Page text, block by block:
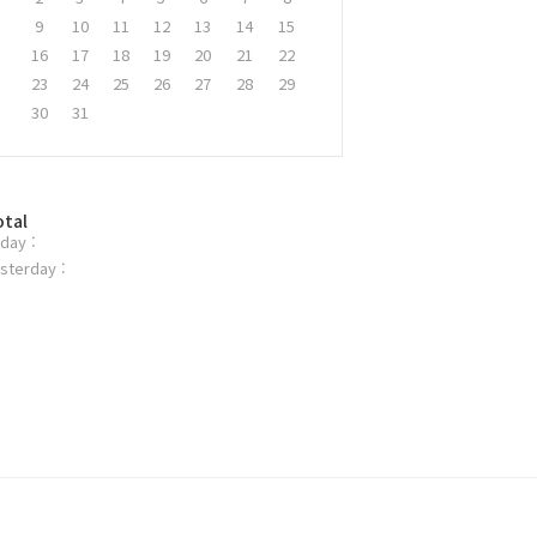
9
10 11 12 13 14
15
16
17 18 19 20 21
22
23
24 25 26 27 28
29
30
31
:
: